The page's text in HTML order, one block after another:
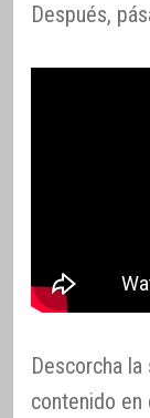
Después,
Descorcha
contenido en